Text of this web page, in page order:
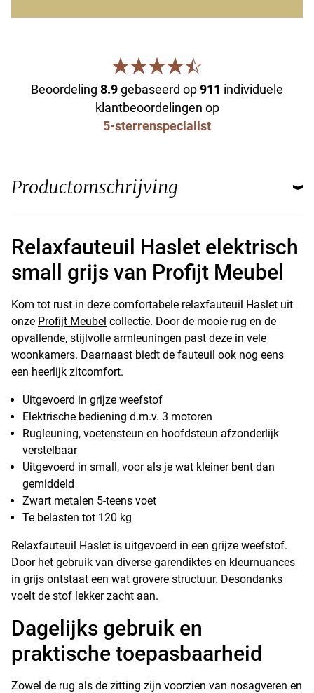
Beoordeling 8.9gebaseerd op911 individuele
klantbeoordelingen op
5-sterrenspecialist
Productomschrijving
Relaxfauteuil Haslet elektrisch
small grijs van Profijt Meubel
Kom tot rust in deze comfortabele relaxfauteuil Haslet uit
onze Profijt Meubel collectie. Door de mooie rug en de
opvallende, stijlvolle armleuningen past deze in vele
woonkamers. Daarnaast biedt de fauteuil ook nog eens
een heerlijk zitcomfort.
Uitgevoerd in grijze weefstof
Elektrische bediening d.m.v. 3 motoren
Rugleuning, voetensteun en hoofdsteun afzonderlijk
verstelbaar
Uitgevoerd in small, voor als je wat kleiner bent dan
gemiddeld
Zwart metalen 5-teens voet
Te belasten tot 120 kg
Relaxfauteuil Haslet is uitgevoerd in een grijze weefstof.
Door het gebruik van diverse garendiktes en kleurnuances
in grijs ontstaat een wat grovere structuur. Desondanks
voelt de stof lekker zacht aan.
Dagelijks gebruik en
praktische toepasbaarheid
Zowel de rug als de zitting zijn voorzien van nosagveren en